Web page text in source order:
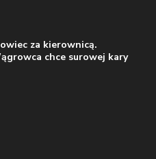
za kierownicą.
chce surowej kary